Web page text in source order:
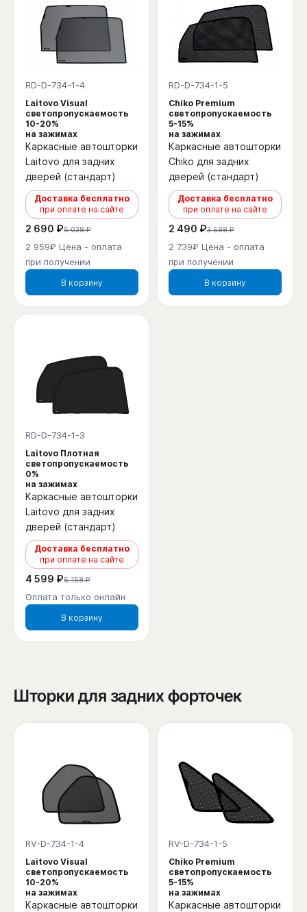
RD-D-734-1-4
Laitovo Visual
светопропускаемость
10-20%
на зажимах
Каркасные автошторки
Laitovo для задних
дверей (стандарт)
Доставка бесплатно
при оплате на сайте
2 690 ₽5 038 ₽
2 959₽ Цена - оплата
при получении
В корзину
RD-D-734-1-5
Chiko Premium
светопропускаемость
5-15%
на зажимах
Каркасные автошторки
Chiko для задних
дверей (стандарт)
Доставка бесплатно
при оплате на сайте
2 490 ₽3 598 ₽
2 739₽ Цена - оплата
при получении
В корзину
RD-D-734-1-3
Laitovo Плотная
светопропускаемость
0%
на зажимах
Каркасные автошторки
Laitovo для задних
дверей (стандарт)
Доставка бесплатно
при оплате на сайте
4 599 ₽5 158 ₽
Оплата только онлайн
В корзину
Шторки для задних форточек
RV-D-734-1-4
Laitovo Visual
светопропускаемость
10-20%
на зажимах
Каркасные автошторки
RV-D-734-1-5
Chiko Premium
светопропускаемость
5-15%
на зажимах
Каркасные автошторки